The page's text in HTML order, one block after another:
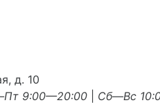
д. 10
9:00—20:00
Сб—Вс